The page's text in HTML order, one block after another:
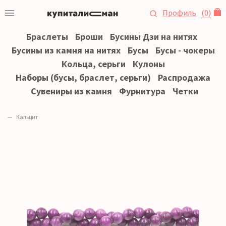
Профиль (0)
Браслеты Броши
Бусины Дзи на нитях
Бусины из камня на нитях
Бусы
Бусы - чокеры
Кольца, серьги
Кулоны
Наборы (бусы, браслет, серьги)
Распродажа
Сувениры из камня
Фурнитура Четки
Кальцит